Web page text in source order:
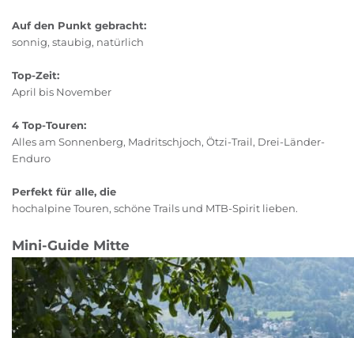
Auf den Punkt gebracht:
sonnig, staubig, natürlich
Top-Zeit:
April bis November
4 Top-Touren:
Alles am Sonnenberg, Madritschjoch, Ötzi-Trail, Drei-Länder-
Enduro
Perfekt für alle, die
hochalpine Touren, schöne Trails und MTB-Spirit lieben.
Mini-Guide Mitte